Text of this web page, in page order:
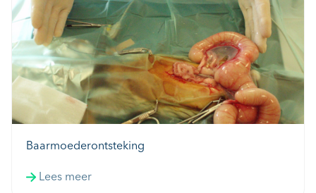
Baarmoederontsteking
Lees meer